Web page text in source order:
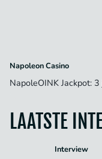
Napoleon Casino
NapoleOINK Jackpot:
LAATSTE
Interview